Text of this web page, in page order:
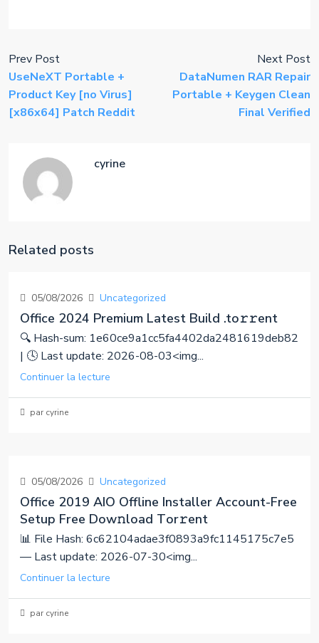
Prev Post
UseNeXT Portable +
Product Key [no Virus]
[x86x64] Patch Reddit
Next Post
DataNumen RAR Repair
Portable + Keygen Clean
Final Verified
cyrine
Related posts
05/08/2026 Uncategorized
Office 2024 Premium Latest Build .tо𝚛𝚛еnt
🔍 Hash-sum: 1e60ce9a1cc5fa4402da2481619deb82
| 🕓 Last update: 2026-08-03<img...
Continuer la lecture
par cyrine
05/08/2026 Uncategorized
Office 2019 AIO Offline Installer Account-Free
Setup Frее Dow𝚗load Tоr𝚛ent
📊 File Hash: 6c62104adae3f0893a9fc1145175c7e5
— Last update: 2026-07-30<img...
Continuer la lecture
par cyrine